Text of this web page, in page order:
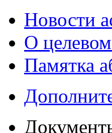
Новости
О
Памятка